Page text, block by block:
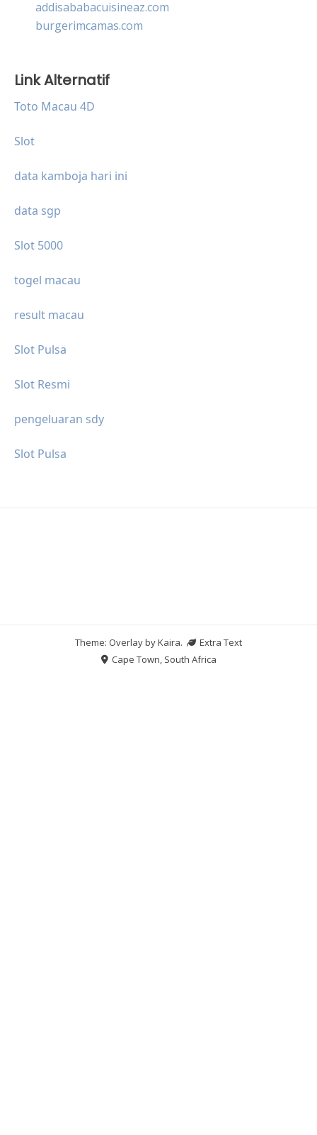
addisababacuisineaz.com
burgerimcamas.com
Link Alternatif
Toto Macau 4D
Slot
data kamboja hari ini
data sgp
Slot 5000
togel macau
result macau
Slot Pulsa
Slot Resmi
pengeluaran sdy
Slot Pulsa
Theme: Overlay byKaira.
Extra Text
Cape Town, South Africa